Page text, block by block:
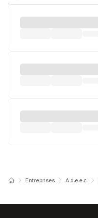
Entreprises A.d.e.e.c.